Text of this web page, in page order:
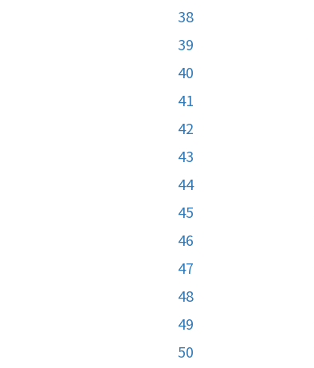
38
39
40
41
42
43
44
45
46
47
48
49
50